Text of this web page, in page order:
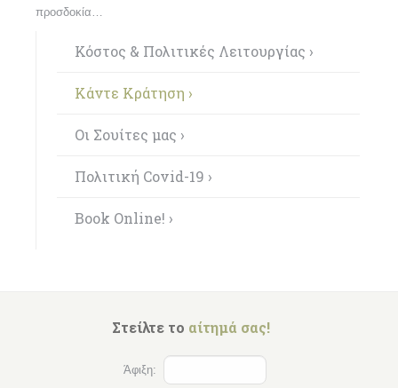
προσδοκία…
Κόστος & Πολιτικές Λειτουργίας ›
Κάντε Κράτηση ›
Οι Σουίτες μας ›
Πολιτική Covid-19 ›
Book Online! ›
Στείλτε το αίτημά σας!
Άφιξη: